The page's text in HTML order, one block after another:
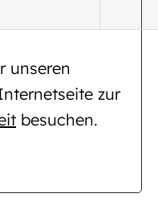
unseren
zur
besuchen.